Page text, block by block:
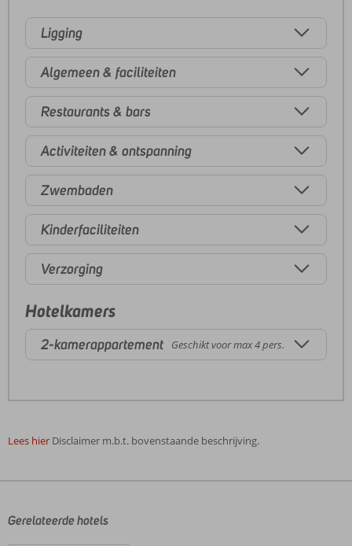
Ligging
Algemeen & faciliteiten
Restaurants & bars
Activiteiten & ontspanning
Zwembaden
Kinderfaciliteiten
Verzorging
Hotelkamers
2-kamerappartement Geschikt voor max 4 pers.
Lees hier Disclaimer m.b.t. bovenstaande beschrijving.
door
Gerelateerde hotels